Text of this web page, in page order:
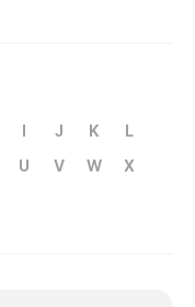
I J K
L
U V W
X